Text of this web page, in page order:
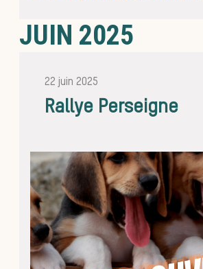
JUIN 2025
Rallye Perseigne
22 juin 2025